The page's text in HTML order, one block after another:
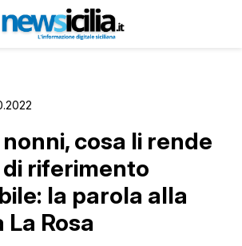
cosa li rende
riferimento
la parola alla
Rosa